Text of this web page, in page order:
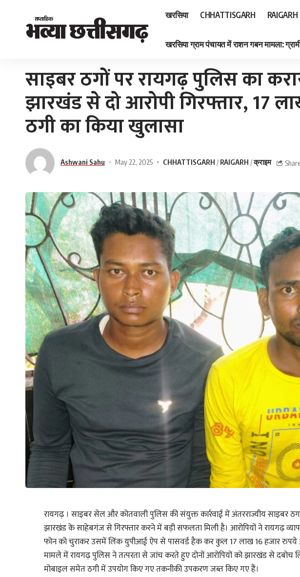
खरसिया CHHATTISGARH RAIGARH
खरसिया ग्राम पंचायत में राशन गबन मामला:
साइबर ठगों पर रायगढ़ पुलिस का
झारखंड से दो आरोपी गिरफ्तार, 17
ठगी का किया खुलासा
Ashwani Sahu May 22, 2025 CHHATTISGARH RAIGARH क्राइम Share
रायगढ़ । साइबर सेल और कोतवाली पुलिस की संयुक्त कार्रवाई में अंतरराज्यीय साइबर ठग
झारखंड के साहेबगंज से गिरफ्तार करने में बड़ी सफलता मिली है। आरोपियों ने रायगढ़
फोन को चुराकर उसमें लिंक युपीआई ऐप से पासवर्ड हैक कर कुल 17 लाख 16 हजार रुपये
मामले में रायगढ़ पुलिस ने तत्परता से जांच करते हुए दोनों आरोपियों को झारखंड से
मोबाइल समेत ठगी में उपयोग किए गए तकनीकी उपकरण जब्त किए गए हैं।